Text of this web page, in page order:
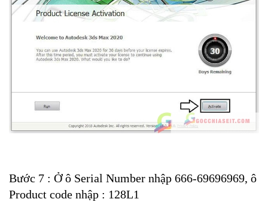
Bước 7 : Ở ô Serial Number nhập 666-69696969, ô
Product code nhập : 128L1